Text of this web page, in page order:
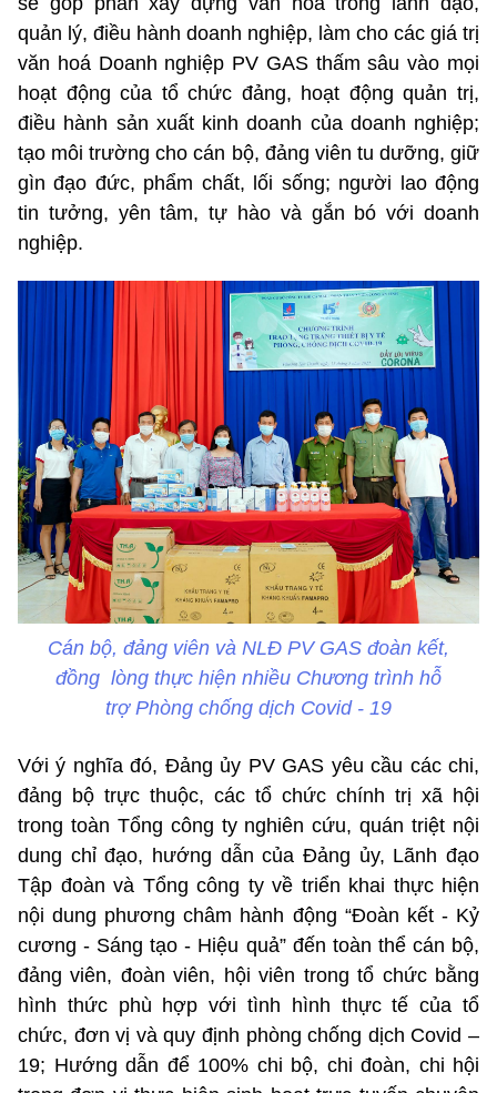
quản lý, điều hành doanh nghiệp, làm cho các giá trị
văn hoá Doanh nghiệp PV GAS thấm sâu vào mọi
hoạt động của tổ chức đảng, hoạt động quản trị,
điều hành sản xuất kinh doanh của doanh nghiệp;
tạo môi trường cho cán bộ, đảng viên tu dưỡng, giữ
gìn đạo đức, phẩm chất, lối sống; người lao động
tin tưởng, yên tâm, tự hào và gắn bó với doanh
nghiệp.
Cán bộ, đảng viên và NLĐ PV GAS đoàn kết,
đồng lòng thực hiện nhiều Chương trình hỗ
trợ Phòng chống dịch Covid - 19
Với ý nghĩa đó, Đảng ủy PV GAS yêu cầu các chi,
đảng bộ trực thuộc, các tổ chức chính trị xã hội
trong toàn Tổng công ty nghiên cứu, quán triệt nội
dung chỉ đạo, hướng dẫn của Đảng ủy, Lãnh đạo
Tập đoàn và Tổng công ty về triển khai thực hiện
nội dung phương châm hành động “Đoàn kết - Kỷ
cương - Sáng tạo - Hiệu quả” đến toàn thể cán bộ,
đảng viên, đoàn viên, hội viên trong tổ chức bằng
hình thức phù hợp với tình hình thực tế của tổ
chức, đơn vị và quy định phòng chống dịch Covid –
19; Hướng dẫn để 100% chi bộ, chi đoàn, chi hội